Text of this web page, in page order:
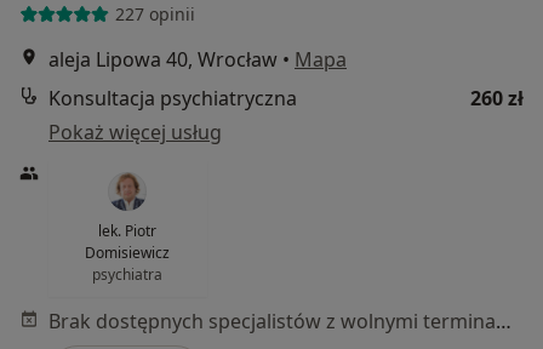
227 opinii
aleja Lipowa 40, Wrocław • Mapa
Konsultacja psychiatryczna
260 zł
Pokaż więcej usług
lek. Piotr
Domisiewicz
psychiatra
Brak dostępnych specjalistów z wolnymi terminami w tym centrum medycznym.